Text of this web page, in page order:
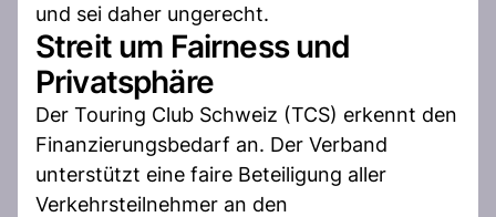
und sei daher ungerecht.
Streit um Fairness und
Privatsphäre
Der Touring Club Schweiz (TCS) erkennt den
Finanzierungsbedarf an. Der Verband
unterstützt eine faire Beteiligung aller
Verkehrsteilnehmer an den